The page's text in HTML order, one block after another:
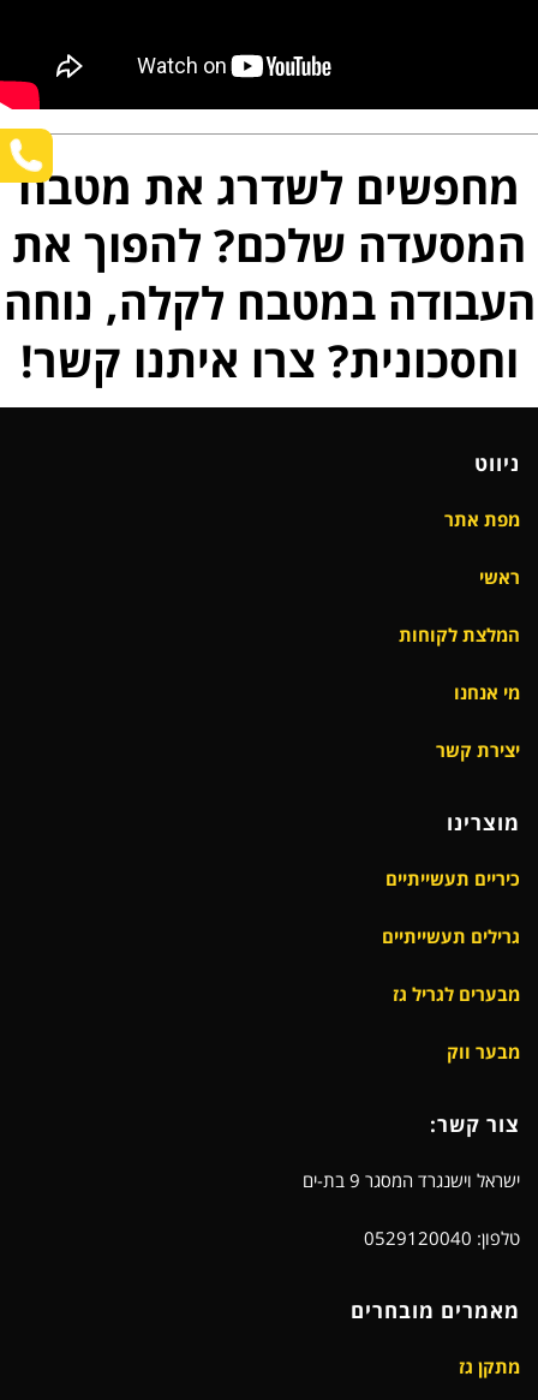
מחפשים לשדרג את מטבח
המסעדה שלכם? להפוך את
העבודה במטבח לקלה, נוחה
וחסכונית? צרו איתנו קשר!
ניווט
מפת אתר
ראשי
המלצת לקוחות
מי אנחנו
יצירת קשר
מוצרינו
כיריים תעשייתיים
גרילים תעשייתיים
מבערים לגריל גז
מבער ווק
צור קשר:
ישראל וישנגרד המסגר 9 בת-ים
טלפון: 0529120040
מאמרים מובחרים
מתקן גז